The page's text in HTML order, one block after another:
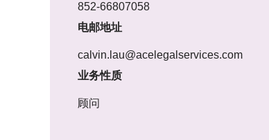
852-66807058
电邮地址
calvin.lau@acelegalservices.com
业务性质
顾问